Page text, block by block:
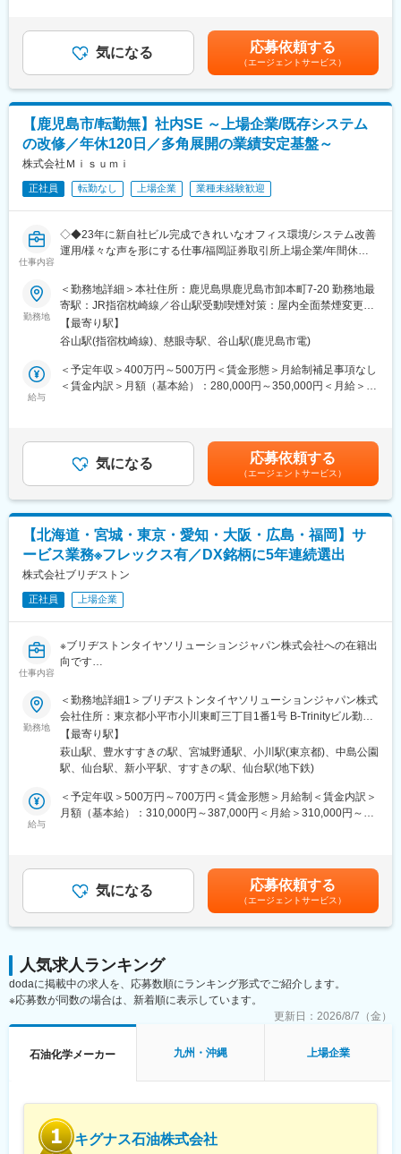
変更の範囲：会社の定める業務
に完成した金型の修理や改造の金型設計もお任せしていきます。
組立までの一貫生産体制を確立しています。
◇技術・研究
精密プレス加工技術を核とし、設備力、開発技術力、生産技術力
の強化を実施しています。
◇安定性・将来性
1963年の創業以来の歴史を持ち、今期も売上好調です。クルマの
未来を見据え、進化し続けています。
◎基本的に土曜・日曜が休日です。会社カレンダーに基づいて連
休の設定もある為、ワークライフバランスを保って働いていただ
けます。（2022年実績：夏季休業（8月盆）、年末年始 等）
◎当社は、東証スタンダード市場に上場しており、売上の7割程度
が長くあり、生産力や品質の高さをご評価頂いております。企業
としては、環境問題に対しプラスチックと環境が共存できるよう
は固定手当を含めた表記です。
気になる 応募依頼する
（エージェントサービス）
【鹿児島市/転勤無】社内SE ～上場企業/既存システム
の改修／年休120日／多角展開の業績安定基盤～
株式会社Ｍｉｓｕｍｉ
正社員 転勤なし 上場企業 業種未経験歓迎
仕事内容
◇◆23年に新自社ビル完成できれいなオフィス環境/システム改善
運用/様々な声を形にする仕事/福岡証券取引所上場企業/年間休日
「暮らし」を支える企業◇◆
■採用背景：
多角的な事業展開で各事業様々なシステムを利用しており、日々
現場から改善要望含めた問合せ、改修依頼などが来ます。現場視
点・事業視点を持ち、ベンダーへの依頼などを対応を行います
が、例えばガス事業においては自社独自システムです。クラウド
■職務内容：
○基幹システムの設計・運用・保守
○各種システム（パッケージ）の選定・導入
既存システムの改善、保守運用が中心です。同時にシステム利用
における指導、新機能の提案等も行っていただきます。人とコミ
ュニケーションを取りながらの場面も多い業務です。ネットワー
ク保守の為、各拠点や店舗と連携を取る場面も発生します。
＜シフト制について＞
・時差出勤
週に1～2回程度の早番・遅番のシフト出勤が発生いたします。
部内で調整をしながらシフトを決定するため、負担が偏ることは
また増員しておりますので、今後は1人当たりの頻度は減っていく
想定です。
・休日出勤
月に1～2回程度の休日出勤が発生いたします。
す。
■当社の強み～人々の暮らしに密着した事業展開～
当社は「暮らし」に密着した様々な事業展開をしています。例を
挙げると住宅や省エネ設備、自動車やガソリンスタンドの展開、
るためTSUTAYA事業もございます。人々の生活をより良くする地
域密着の企業です。
変更の範囲：会社の定める業務
勤務地
＜勤務地詳細＞本社住所：鹿児島県鹿児島市卸本町7-20 勤務地最
寄駅：JR指宿枕崎線／谷山駅受動喫煙対策：屋内全面禁煙変更の
範囲：無
【最寄り駅】
谷山駅(指宿枕崎線)、慈眼寺駅、谷山駅(鹿児島市電)
給与
＜予定年収＞400万円～500万円＜賃金形態＞月給制補足事項なし
＜賃金内訳＞月額（基本給）：280,000円～350,000円＜月給＞
あります。月給(月額)は固定手当を含めた表記です。
気になる 応募依頼する
（エージェントサービス）
【北海道・宮城・東京・愛知・大阪・広島・福岡】サ
ービス業務※フレックス有／DX銘柄に5年連続選出
株式会社ブリヂストン
正社員 上場企業
仕事内容
※ブリヂストンタイヤソリューションジャパン株式会社への在籍出
向です
【圧倒的な規模・技術力で世界を席巻する会社／フレックス・リ
モート導入済み働き方◎／DX銘柄に5年連続で選出企業】
◆具体的な業務内容：
・本社、及び各主要都市にて、多様化、変化する市場とブリヂス
トンの持つ
技術・開発力をつなぐ技術サービス業務を担当
・顧客から全バリューチェーンまで接点を持ち、新たな商品・ソ
◎ブリヂストンタイヤソリューションジャパン株式会社 技術サ
ービス重点方針
車両の変化、消費者・ユーザーの多様化、競合各社の動き等を現
◎重点課題
1.重点戦略商品の訴求支援（試乗会企画、価値実証推進、商品PR
場性評価等）
4.Gr内ソリューション人財、セールスマンの人材育成の推進
・企業名：ブリヂストンタイヤソリューションジャパン株式会社
・形態：在籍出向
勤務地
＜勤務地詳細1＞ブリヂストンタイヤソリューションジャパン株式
会社住所：東京都小平市小川東町三丁目1番1号 B-Trinityビル勤務
地最寄駅：西武国分寺／西武拝島線／小川駅受動喫煙対策：屋内
全面禁煙＜勤務地詳細2＞ブリヂストンタイヤソリューションジャ
パン株式会社住所：北海道札幌市中央区南7条西1丁目21番1号 第
ヂストンタイヤソリューションジャパン株式会社住所：宮城県仙
台市宮城野区榴岡4-6-1 東武仙台第1ビル7F受動喫煙対策：屋内全
【最寄り駅】
萩山駅、豊水すすきの駅、宮城野通駅、小川駅(東京都)、中島公園
駅、仙台駅、新小平駅、すすきの駅、仙台駅(地下鉄)
給与
＜予定年収＞500万円～700万円＜賃金形態＞月給制＜賃金内訳＞
月額（基本給）：310,000円～387,000円＜月給＞310,000円～
金額であり、選考を通じて上下する可能性があります。月給(月額)
は固定手当を含めた表記です。
気になる 応募依頼する
（エージェントサービス）
人気求人ランキング
dodaに掲載中の求人を、応募数順にランキング形式でご紹介します。
※応募数が同数の場合は、新着順に表示しています。
更新日： 2026/8/7（金）
石油化学メーカー 九州・沖縄 上場企業
キグナス石油株式会社